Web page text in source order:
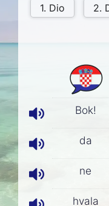
Bok!
da
ne
hvala